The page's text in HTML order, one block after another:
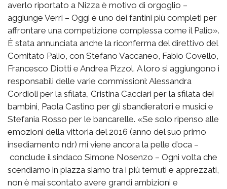
averlo riportato a Nizza è motivo di orgoglio –
aggiunge Verri – Oggi è uno dei fantini più completi per
affrontare una competizione complessa come il Palio».
È stata annunciata anche la riconferma del direttivo del
Comitato Palio, con Stefano Vaccaneo, Fabio Covello,
Francesco Diotti e Andrea Pizzol. A loro si aggiungono i
responsabili delle varie commissioni: Alessandra
Cordioli per la sfilata, Cristina Cacciari per la sfilata dei
bambini, Paola Castino per gli sbandieratori e musici e
Stefania Rosso per le bancarelle. «Se solo ripenso alle
emozioni della vittoria del 2016 (anno del suo primo
insediamento ndr) mi viene ancora la pelle d’oca –
conclude il sindaco Simone Nosenzo – Ogni volta che
scendiamo in piazza siamo tra i più temuti e apprezzati,
non è mai scontato avere grandi ambizioni e